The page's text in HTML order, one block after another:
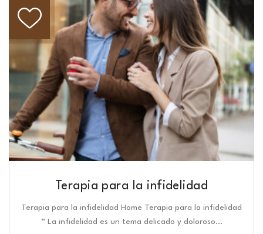
Terapia para la infidelidad
Terapia para la infidelidad Home Terapia para la infidelidad
“ La infidelidad es un tema delicado y doloroso…